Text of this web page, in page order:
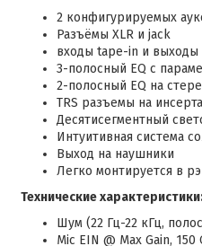
2 конфигурируемых
Разъёмы XLR и jack
входы tape-in и выходы
3-полосный EQ с
2-полосный EQ на
TRS разъемы на
Десятисегментный
Интуитивная система
Выход на наушники
Легко монтируется в
Технические
Шум (22 Гц-22 кГц,
Mic EIN @ Max Gain,